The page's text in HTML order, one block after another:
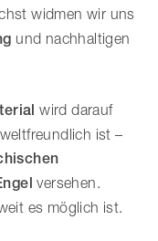
widmen wir uns
und nachhaltigen
wird darauf
ist –
versehen.
es möglich ist.